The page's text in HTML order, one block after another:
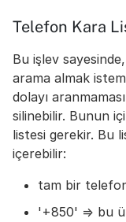
Telefon Kara
Bu işlev
arama almak
dolayı
silinebilir. Bunun
listesi gerekir. Bu
içerebilir:
tam bir
'+850' => bu